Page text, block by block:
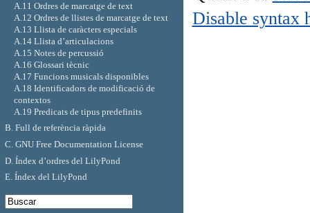
Disable syntax
A.11 Ordres de marcatge de text
A.12 Ordres de llistes de marcatge de text
A.13 Llista de caràcters especials
A.14 Llista d’articulacions
A.15 Notes de percussió
A.16 Glossari tècnic
A.17 Funcions musicals disponibles
A.18 Identificadors de modificació de
contextos
A.19 Predicats de tipus predefinits
B. Full de referència ràpida
C. GNU Free Documentation License
D. Índex d’ordres del LilyPond
E. Índex del LilyPond